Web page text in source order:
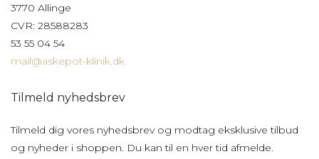
3770 Allinge
CVR: 28588283
53 55 04 54
mail@askepot-klinik.dk
Tilmeld nyhedsbrev
Tilmeld dig vores nyhedsbrev og modtag eksklusive tilbud
og nyheder i shoppen. Du kan til en hver tid afmelde.